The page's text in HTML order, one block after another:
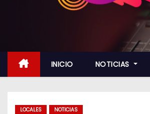
i
INICIO NOTICIAS
LOCALES NOTICIAS